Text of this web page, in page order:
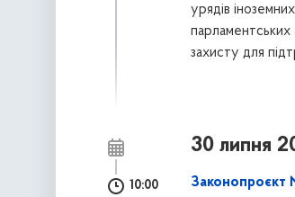
урядів
парламентських
захисту для
30 липня
10:00 Законопроєкт